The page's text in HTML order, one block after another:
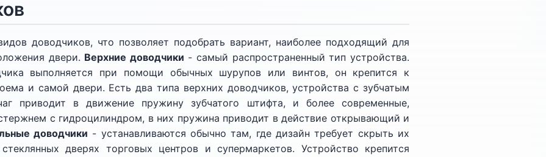
доводчиков, что позволяет подобрать вариант, наиболее подходящий для
двери. Верхние доводчики - самый распространенный тип устройства.
выполняется при помощи обычных шурупов или винтов, он крепится к
и самой двери. Есть два типа верхних доводчиков, устройства с зубчатым
приводит в движение пружину зубчатого штифта, и более современные,
с гидроцилиндром, в них пружина приводит в действие открывающий и
доводчики - устанавливаются обычно там, где дизайн требует скрыть их
дверях торговых центров и супермаркетов. Устройство крепится